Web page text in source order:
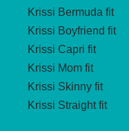
Krissi Bermuda fit
Krissi Boyfriend fit
Krissi Capri fit
Krissi Mom fit
Krissi Skinny fit
Krissi Straight fit